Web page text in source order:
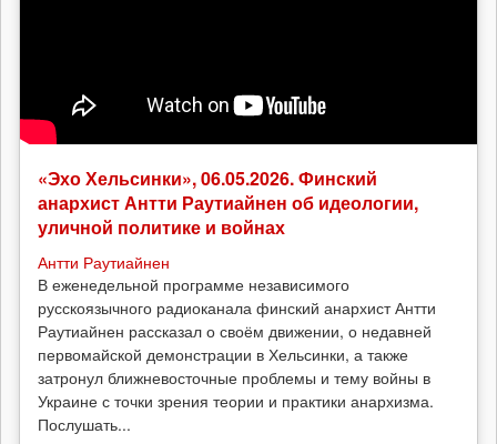
«Эхо Хельсинки», 06.05.2026. Финский
анархист Антти Раутиайнен об идеологии,
уличной политике и войнах
Антти Раутиайнен
В еженедельной программе независимого
русскоязычного радиоканала финский анархист Антти
Раутиайнен рассказал о своём движении, о недавней
первомайской демонстрации в Хельсинки, а также
затронул ближневосточные проблемы и тему войны в
Украине с точки зрения теории и практики анархизма.
Послушать...